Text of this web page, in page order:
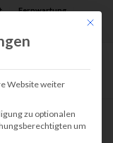
Fernwartung
Mit
Website weiter
zu optionalen
um